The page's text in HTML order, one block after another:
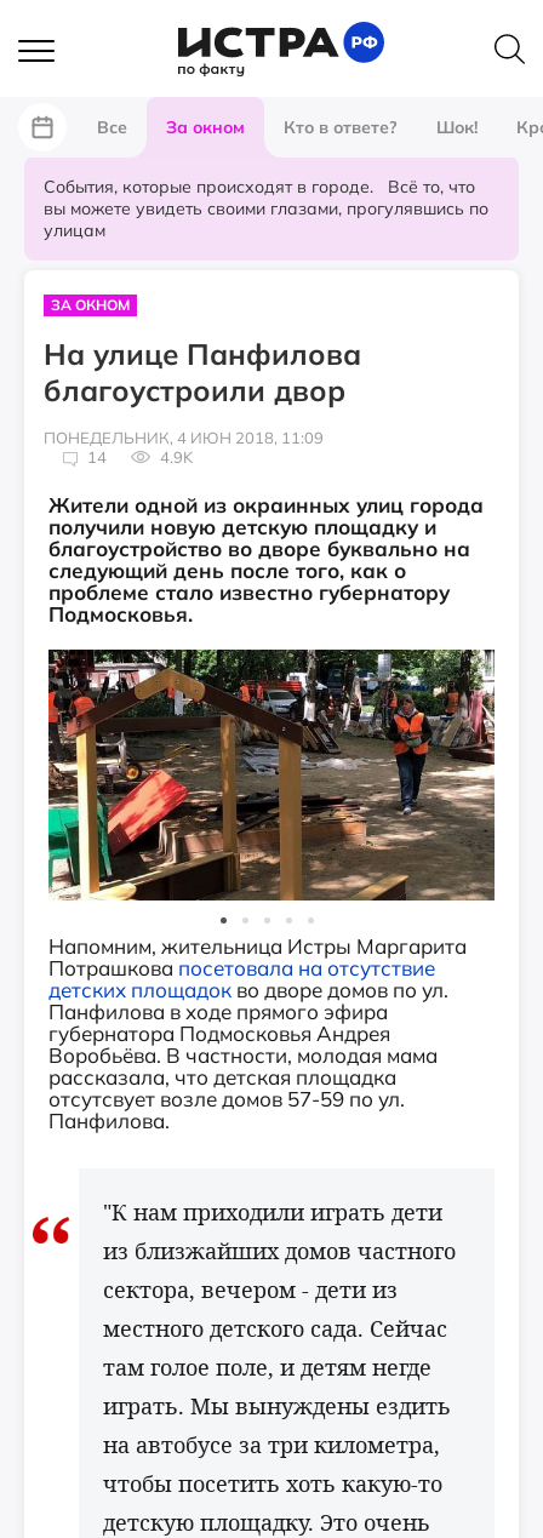
Все За окном Кто в ответе? Шок!
События, которые происходят в городе. Всё то, что
вы можете увидеть своими глазами, прогулявшись по
улицам
ЗА ОКНОМ
На улице Панфилова
благоустроили двор
ПОНЕДЕЛЬНИК, 4 ИЮН 2018, 11:09
14
4.9K
Жители одной из окраинных улиц города
получили новую детскую площадку и
благоустройство во дворе буквально на
следующий день после того, как о
проблеме стало известно губернатору
Подмосковья.
Напомним, жительница Истры Маргарита
Потрашкова посетовала на отсутствие
детских площадок во дворе домов по ул.
Панфилова в ходе прямого эфира
губернатора Подмосковья Андрея
Воробьёва. В частности, молодая мама
рассказала, что детская площадка
отсутсвует возле домов 57-59 по ул.
Панфилова.
"К нам приходили играть дети
из близжайших домов частного
сектора, вечером - дети из
местного детского сада. Сейчас
там голое поле, и детям негде
играть. Мы вынуждены ездить
на автобусе за три километра,
чтобы посетить хоть какую-то
детскую площадку. Это очень